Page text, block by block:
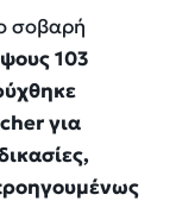
σοβαρή
103
για